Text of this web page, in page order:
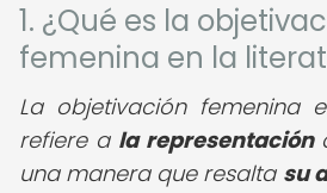
1. ¿Qué es la
femenina en la
La objetivación femenina
refiere a la representación
una manera que resalta su